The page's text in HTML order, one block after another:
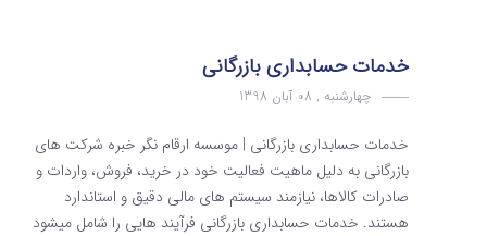
خدمات حسابداری بازرگانی
چهارشنبه , 08 آبان 1398
خدمات حسابداری بازرگانی | موسسه ارقام نگر خبره شرکت‌ های
بازرگانی به دلیل ماهیت فعالیت خود در خرید، فروش، واردات و
صادرات کالاها، نیازمند سیستم‌ های مالی دقیق و استاندارد
هستند. خدمات حسابداری بازرگانی فرآیند هایی را شامل میشود